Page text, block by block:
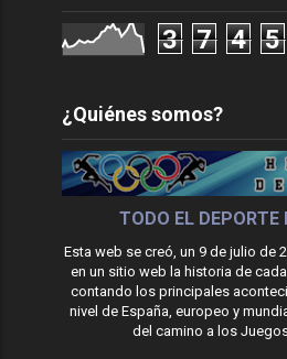
3 7 4 5
¿Quiénes somos?
TODO EL DEPORTE
Esta web se creó, un 9 de julio de
en un sitio web la historia de
contando los principales
nivel de España, europeo y
del camino a los